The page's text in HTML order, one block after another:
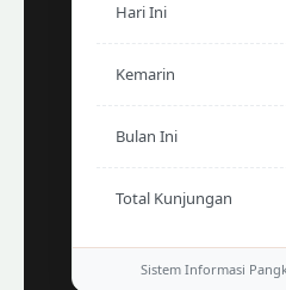
Hari Ini
Kemarin
Bulan Ini
Total Kunjungan
Sistem Informasi